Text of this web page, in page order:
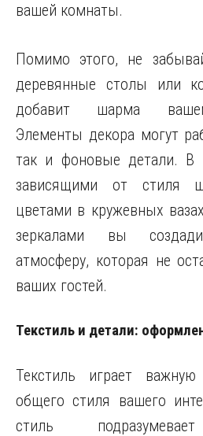
вашей комнаты.
Помимо этого, не
деревянные столы или
добавит шарма
Элементы декора могут
так и фоновые детали. В
зависящими от стиля
цветами в кружевных
зеркалами вы
атмосферу, которая не
ваших гостей.
Текстиль и детали:
Текстиль играет
общего стиля вашего
стиль